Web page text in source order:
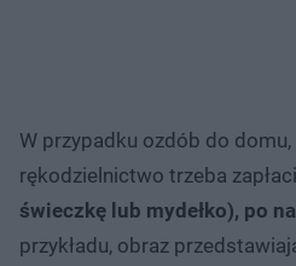
W przypadku ozdób do
rękodzielnictwo trzeba
świeczkę lub mydełko), po
przykładu, obraz